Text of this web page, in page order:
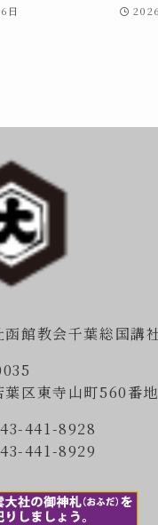
日
函館教会千葉総国講
葉区東寺山町560番地
441-8928
441-8929